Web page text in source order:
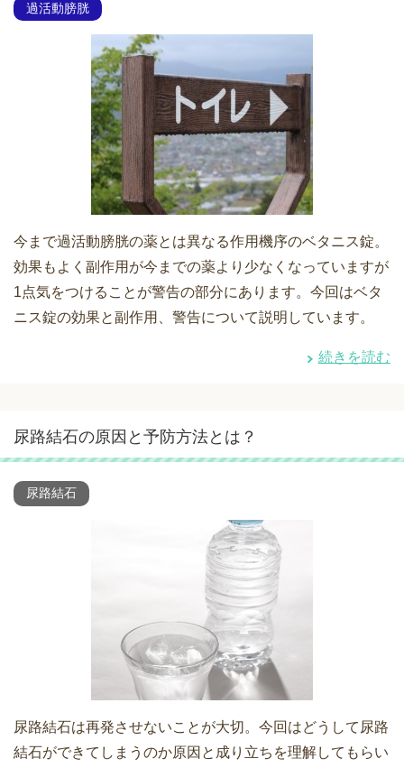
過活動膀胱
今まで過活動膀胱の薬とは異なる作用機序のベタニス錠。
効果もよく副作用が今までの薬より少なくなっていますが
1点気をつけることが警告の部分にあります。今回はベタ
ニス錠の効果と副作用、警告について説明しています。
続きを読む
尿路結石の原因と予防方法とは？
尿路結石
尿路結石は再発させないことが大切。今回はどうして尿路
結石ができてしまうのか原因と成り立ちを理解してもらい